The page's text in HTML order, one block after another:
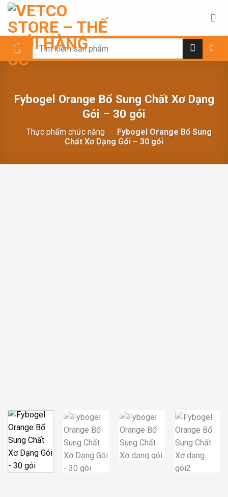
Chuyển
đến
nội
dung
Search
Fybogel Orange Bổ Sung Chất Xơ Dạng
Gói – 30 gói
- Thực phẩm chức năng -
Fybogel Orange Bổ Sung
Chất Xơ Dạng Gói – 30 gói